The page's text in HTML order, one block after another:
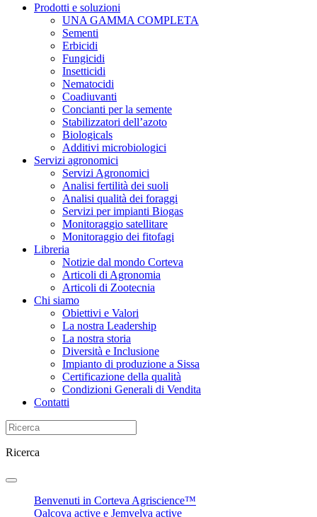
Prodotti e soluzioni
UNA GAMMA COMPLETA
Sementi
Erbicidi
Fungicidi
Insetticidi
Nematocidi
Coadiuvanti
Concianti per la semente
Stabilizzatori dell’azoto
Biologicals
Additivi microbiologici
Servizi agronomici
Servizi Agronomici
Analisi fertilità dei suoli
Analisi qualità dei foraggi
Servizi per impianti Biogas
Monitoraggio satellitare
Monitoraggio dei fitofagi
Libreria
Notizie dal mondo Corteva
Articoli di Agronomia
Articoli di Zootecnia
Chi siamo
Obiettivi e Valori
La nostra Leadership
La nostra storia
Diversità e Inclusione
Impianto di produzione a Sissa
Certificazione della qualità
Condizioni Generali di Vendita
Contatti
Ricerca
Benvenuti in Corteva Agriscience™
Qalcova active e Jemvelva active